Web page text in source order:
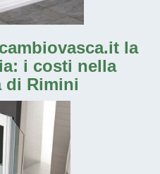
la
i costi nella
di Rimini